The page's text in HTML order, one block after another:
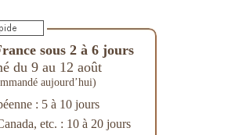
sous 2 à 6 jours
du 9 au 12 août
aujourd’hui)
: 5 à 10 jours
etc. : 10 à 20 jours